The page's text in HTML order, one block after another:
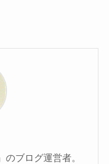
のブログ運営者。